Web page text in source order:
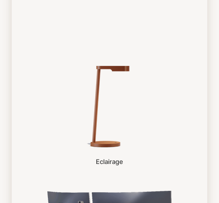
Eclairage